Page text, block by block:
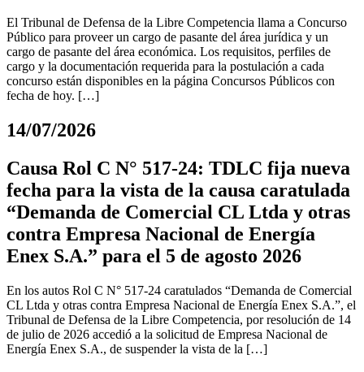
El Tribunal de Defensa de la Libre Competencia llama a Concurso
Público para proveer un cargo de pasante del área jurídica y un
cargo de pasante del área económica. Los requisitos, perfiles de
cargo y la documentación requerida para la postulación a cada
concurso están disponibles en la página Concursos Públicos con
fecha de hoy. […]
14/07/2026
Causa Rol C N° 517-24: TDLC fija nueva
fecha para la vista de la causa caratulada
“Demanda de Comercial CL Ltda y otras
contra Empresa Nacional de Energía
Enex S.A.” para el 5 de agosto 2026
En los autos Rol C N° 517-24 caratulados “Demanda de Comercial
CL Ltda y otras contra Empresa Nacional de Energía Enex S.A.”, el
Tribunal de Defensa de la Libre Competencia, por resolución de 14
de julio de 2026 accedió a la solicitud de Empresa Nacional de
Energía Enex S.A., de suspender la vista de la […]